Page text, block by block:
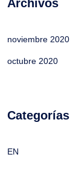
Archivos
noviembre 2020
octubre 2020
Categorías
EN